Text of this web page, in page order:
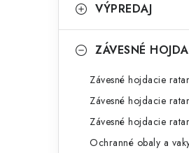
VÝPREDAJ
ZÁVESNÉ
Závesné hojdacie
Závesné hojdacie
Závesné hojdacie
Ochranné obaly a